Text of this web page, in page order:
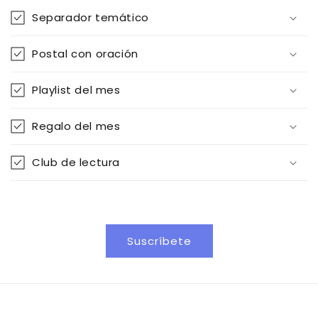
n
i
d
o
d
e
s
p
l
e
Separador temático
Postal con oración
Playlist del mes
Regalo del mes
Club de lectura
Suscríbete